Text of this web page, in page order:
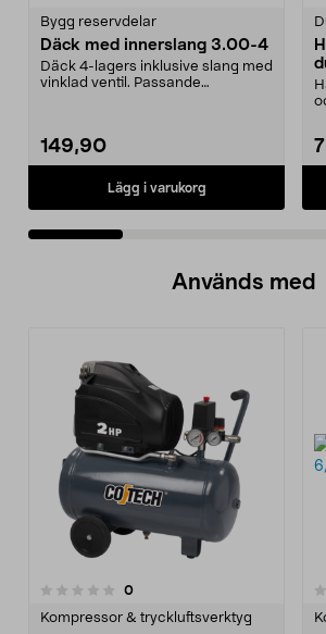
Bygg reservdelar
Däck med innerslang 3.00-4
Däck 4-lagers inklusive slang med
vinklad ventil. Passande
149,90
Lägg i varukorg
Används med
0recensioner
Kompressor & tryckluftsverktyg
0.0 av 5 stjärnor